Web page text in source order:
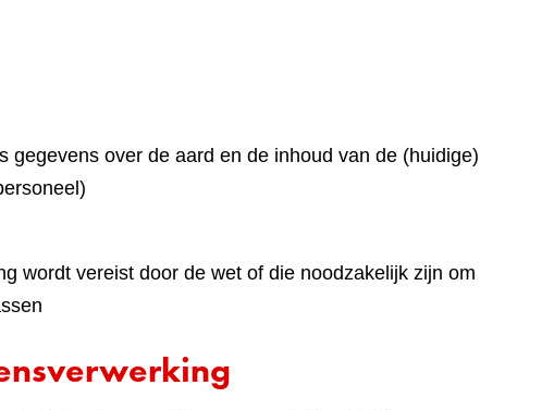
gegevens over de aard en de inhoud van de (huidige)
wordt vereist door de wet of die noodzakelijk zijn om